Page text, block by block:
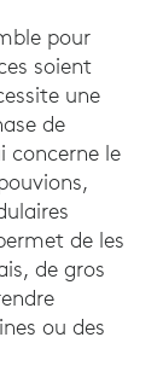
pour
soient
une
de
concerne le
de les
de gros
ou des